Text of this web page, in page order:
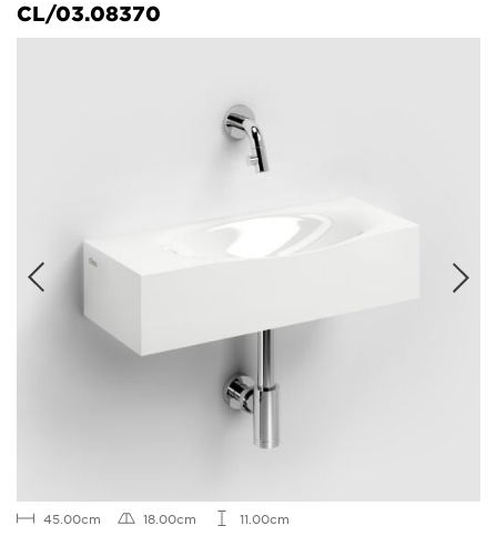
CL/03.08370
45.00cm 18.00cm 11.00cm